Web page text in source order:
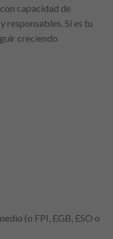
capacidad de
responsables. Si es tu
creciendo
(o FPI, EGB, ESO o